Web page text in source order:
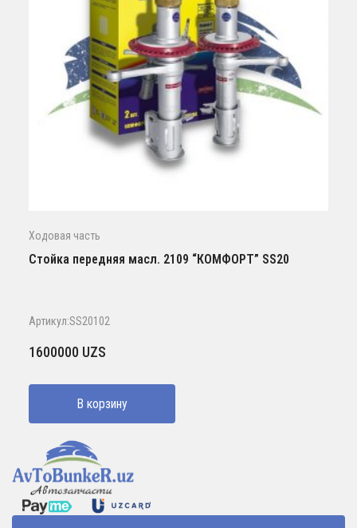
Ходовая часть
Стойка передняя масл. 2109 “КОМФОРТ” SS20
Артикул:SS20102
1600000 UZS
В корзину